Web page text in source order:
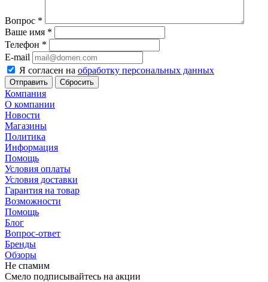
Вопрос *
Ваше имя *
Телефон *
E-mail
Я согласен на обработку персональных данных
Сбросить
Компания
О компании
Новости
Магазины
Политика
Информация
Помощь
Условия оплаты
Условия доставки
Гарантия на товар
Возможности
Помощь
Блог
Вопрос-ответ
Бренды
Обзоры
Не спамим
Смело подписывайтесь на акции